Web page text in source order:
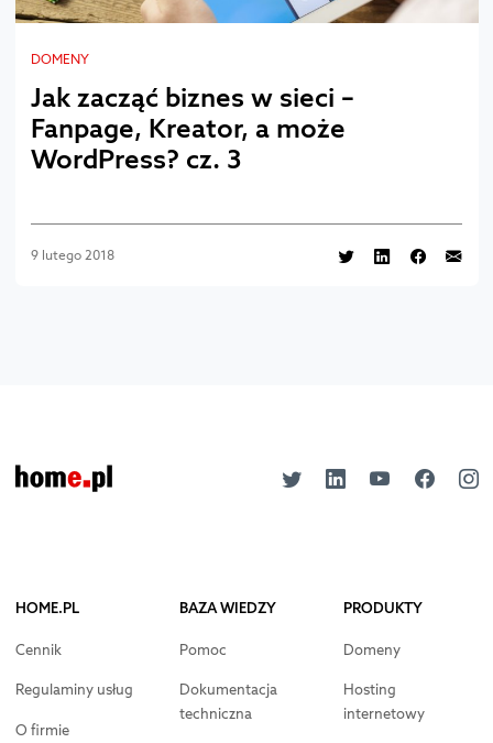
DOMENY
Jak zacząć biznes w sieci –
Fanpage, Kreator, a może
WordPress? cz. 3
9 lutego 2018
HOME.PL
Cennik
Regulaminy usług
O firmie
BAZA WIEDZY
Pomoc
Dokumentacja
techniczna
PRODUKTY
Domeny
Hosting
internetowy